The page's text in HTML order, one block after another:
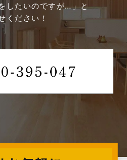
したいのですが…」と
ください！